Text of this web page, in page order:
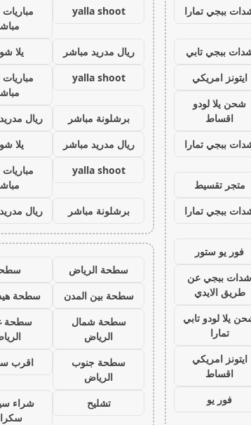
ببجي تمارا
ببجي تابي
ايتونز امريكي
شحن يلا لودو
اقساط
ببجي تمارا
متجر تقسيط
ببجي تمارا
فور يو ستور
شدات ببجي عن
طريق الايدي
يلا لودو تابي
تمارا
ايتونز امريكي
اقساط
فور يو
yalla shoot
مباريات
ريال مدريد مباشر
يلا
yalla shoot
مباريات
برشلونة مباشر
ريال
ريال مدريد مباشر
يلا
yalla shoot
مباريات
برشلونة مباشر
ريال
سطحة الرياض
سطحة بين المدن
سطحة
سطحة شمال
الرياض
سطحة
سطحة جنوب
الرياض
اقرب
تشليح
شراء